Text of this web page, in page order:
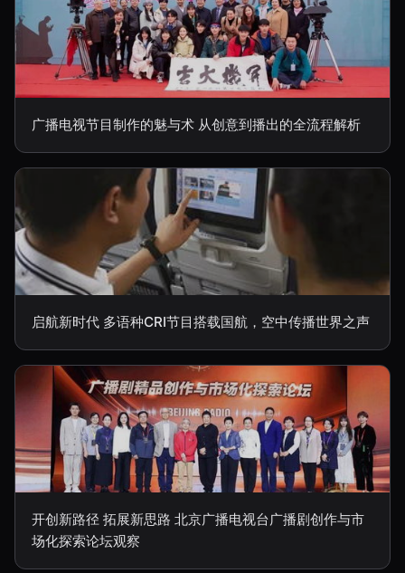
广播电视节目制作的魅与术 从创意到播出的全流程解析
启航新时代 多语种CRI节目搭载国航，空中传播世界之声
开创新路径 拓展新思路 北京广播电视台广播剧创作与市
场化探索论坛观察